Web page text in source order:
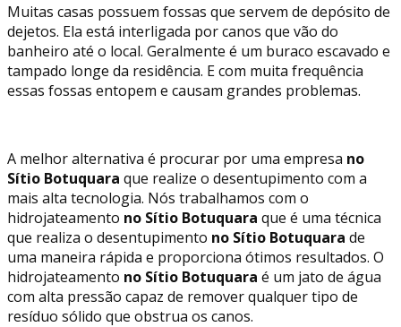
Muitas casas possuem fossas que servem de depósito de
dejetos. Ela está interligada por canos que vão do
banheiro até o local. Geralmente é um buraco escavado e
tampado longe da residência. E com muita frequência
essas fossas entopem e causam grandes problemas.
A melhor alternativa é procurar por uma empresa no
Sítio Botuquara que realize o desentupimento com a
mais alta tecnologia. Nós trabalhamos com o
hidrojateamento no Sítio Botuquara que é uma técnica
que realiza o desentupimento no Sítio Botuquara de
uma maneira rápida e proporciona ótimos resultados. O
hidrojateamento no Sítio Botuquara é um jato de água
com alta pressão capaz de remover qualquer tipo de
resíduo sólido que obstrua os canos.